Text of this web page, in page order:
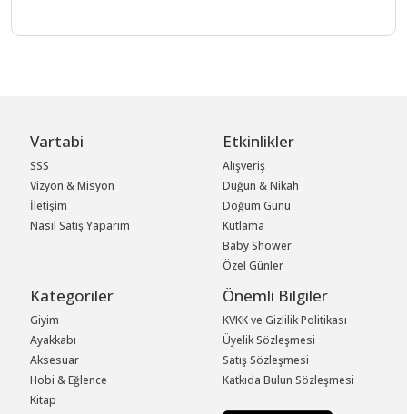
Vartabi
SSS
Vizyon & Misyon
İletişim
Nasıl Satış Yaparım
Etkinlikler
Alışveriş
Düğün & Nikah
Doğum Günü
Kutlama
Baby Shower
Özel Günler
Kategoriler
Giyim
Ayakkabı
Aksesuar
Hobi & Eğlence
Kitap
Önemli Bilgiler
KVKK ve Gizlilik Politikası
Üyelik Sözleşmesi
Satış Sözleşmesi
Katkıda Bulun Sözleşmesi